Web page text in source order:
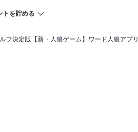
トを貯める
フ決定版【新・人狼ゲーム】ワード人狼アプリ